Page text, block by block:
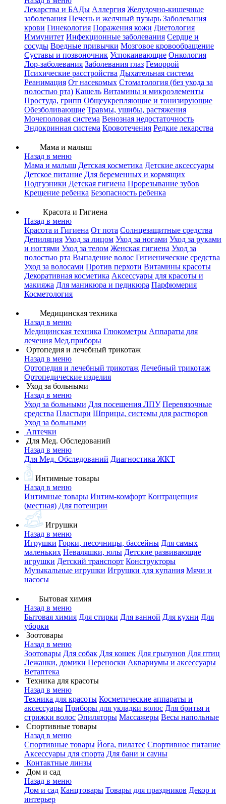
Лекарства и БАДы Аллергия Желудочно-кишечные
заболевания Печень и желчный пузырь Заболевания
крови Гинекология Поражения кожи Диетология
Иммунитет Инфекционные заболевания Сердце и
сосуды Вредные привычки Мозговое кровообращение
Суставы и позвоночник Успокаивающие Онкология
Лор-заболевания Заболевания глаз Геморрой
Психические расстройства Дыхательная система
Реанимация От насекомых Стоматология (без ухода за
полостью рта) Кашель Витамины и микроэлементы
Простуда, грипп Общеукрепляющие и тонизирующие
Обезболивающие Травмы, ушибы, растяжения
Мочеполовая система Венозная недостаточность
Эндокринная система Кровотечения Редкие лекарства
Мама и малыш
Назад в меню
Мама и малыш Детская косметика Детские аксессуары
Детское питание Для беременных и кормящих
Подгузники Детская гигиена Прорезывание зубов
Крещение ребенка Безопасность ребенка
Красота и Гигиена
Назад в меню
Красота и Гигиена От пота Солнцезащитные средства
Депиляция Уход за лицом Уход за ногами Уход за руками
и ногтями Уход за телом Женская гигиена Уход за
полостью рта Выпадение волос Гигиенические средства
Уход за волосами Против перхоти Витамины красоты
Декоративная косметика Аксессуары для красоты и
макияжа Для маникюра и педикюра Парфюмерия
Косметология
Медицинская техника
Назад в меню
Медицинская техника Глюкометры Аппараты для
лечения Мед.приборы
Ортопедия и лечебный трикотаж
Назад в меню
Ортопедия и лечебный трикотаж Лечебный трикотаж
Ортопедические изделия
Уход за больными
Назад в меню
Уход за больными Для посещения ЛПУ Перевязочные
средства Пластыри Шприцы, системы для растворов
Уход за больными
Аптечки
Для Мед. Обследований
Назад в меню
Для Мед. Обследований Диагностика ЖКТ
Интимные товары
Назад в меню
Интимные товары Интим-комфорт Контрацепция
(местная) Для потенции
Игрушки
Назад в меню
Игрушки Горки, песочницы, бассейны Для самых
маленьких Неваляшки, юлы Детские развивающие
игрушки Детский транспорт Конструкторы
Музыкальные игрушки Игрушки для купания Мячи и
насосы
Бытовая химия
Назад в меню
Бытовая химия Для стирки Для ванной Для кухни Для
уборки
Зоотовары
Назад в меню
Зоотовары Для собак Для кошек Для грызунов Для птиц
Лежанки, домики Переноски Аквариумы и аксессуары
Ветаптека
Техника для красоты
Назад в меню
Техника для красоты Косметические аппараты и
аксессуары Приборы для укладки волос Для бритья и
стрижки волос Эпиляторы Массажеры Весы напольные
Спортивные товары
Назад в меню
Спортивные товары Йога, пилатес Спортивное питание
Аксессуары для спорта Для бани и сауны
Контактные линзы
Дом и сад
Назад в меню
Дом и сад Канцтовары Товары для праздников Декор и
интерьер